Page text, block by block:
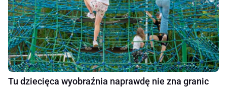
Tu dziecięca wyobraźnia naprawdę nie zna granic